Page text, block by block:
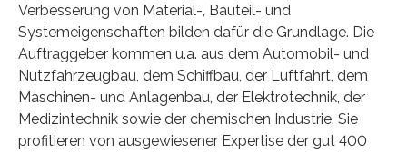
Verbesserung von Material-, Bauteil- und
Systemeigenschaften bilden dafür die Grundlage. Die
Auftraggeber kommen u.a. aus dem Automobil- und
Nutzfahrzeugbau, dem Schiffbau, der Luftfahrt, dem
Maschinen- und Anlagenbau, der Elektrotechnik, der
Medizintechnik sowie der chemischen Industrie. Sie
profitieren von ausgewiesener Expertise der gut 400